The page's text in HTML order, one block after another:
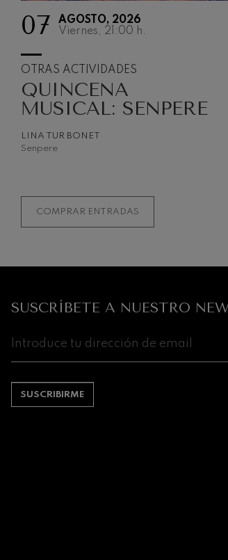
07
AGOSTO, 2026
Viernes, 21:00 h.
OTRAS ACTIVIDADES
QUINCENA
MUSICAL: SENPERE
LINA TUR BONET
Senpere
COMPRAR ENTRADAS
SUSCRÍBETE A NUESTRO
SUSCRIBIRME